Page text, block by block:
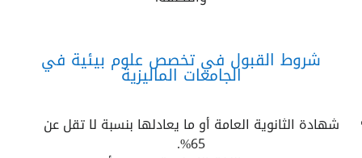
شروط القبول في تخصص علوم بيئية في
الجامعات الماليزية
شهادة الثانوية العامة أو ما يعادلها بنسبة لا تقل عن
65%.